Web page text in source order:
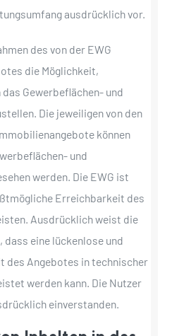
ausdrücklich vor.
des von der EWG
die Möglichkeit,
Gewerbeflächen- und
Die jeweiligen von den
können
und
werden. Die EWG ist
Erreichbarkeit des
Ausdrücklich weist die
dass eine lückenlose und
des Angebotes in technischer
werden kann. Die Nutzer
einverstanden.